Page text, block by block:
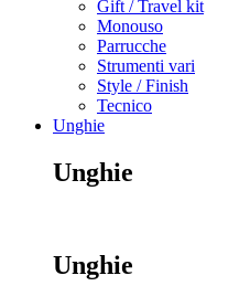
Gift / Travel kit
Monouso
Parrucche
Strumenti vari
Style / Finish
Tecnico
Unghie
Unghie
Unghie